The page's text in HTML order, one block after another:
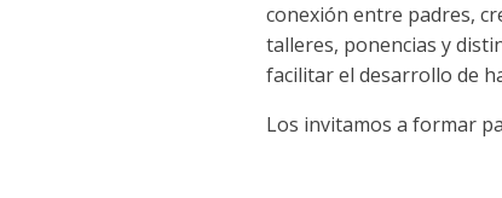
conexión entre padres,
talleres, ponencias y
facilitar el desarrollo de
Los invitamos a formar